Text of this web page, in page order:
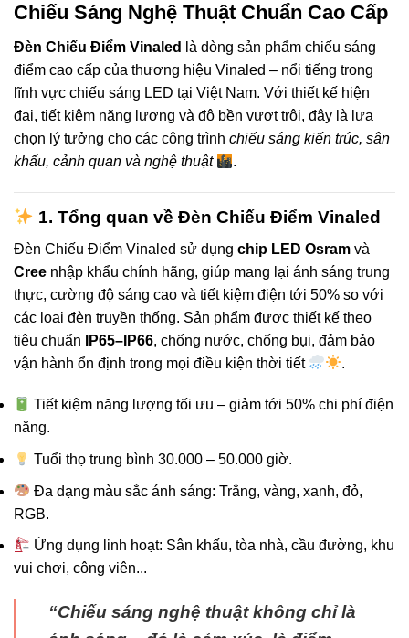
Chiếu Sáng Nghệ Thuật Chuẩn Cao Cấp
Đèn Chiếu Điểm Vinaled
là dòng sản phẩm chiếu sáng
điểm cao cấp của thương hiệu Vinaled – nổi tiếng trong
lĩnh vực chiếu sáng LED tại Việt Nam. Với thiết kế hiện
đại, tiết kiệm năng lượng và độ bền vượt trội, đây là lựa
chọn lý tưởng cho các công trình chiếu sáng kiến trúc, sân
khấu, cảnh quan và nghệ thuật
.
1. Tổng quan về Đèn Chiếu Điểm Vinaled
Đèn Chiếu Điểm Vinaled sử dụng chip LED Osram và
Cree nhập khẩu chính hãng, giúp mang lại ánh sáng trung
thực, cường độ sáng cao và tiết kiệm điện tới 50% so với
các loại đèn truyền thống. Sản phẩm được thiết kế theo
tiêu chuẩn
IP65–IP66, chống nước, chống bụi, đảm bảo
vận hành ổn định trong mọi điều kiện thời tiết
.
Tiết kiệm năng lượng tối ưu – giảm tới 50% chi phí điện
năng.
Tuổi thọ trung bình 30.000 – 50.000 giờ.
Đa dạng màu sắc ánh sáng: Trắng, vàng, xanh, đỏ,
RGB.
Ứng dụng linh hoạt: Sân khấu, tòa nhà, cầu đường, khu
vui chơi, công viên...
“Chiếu sáng nghệ thuật không chỉ là